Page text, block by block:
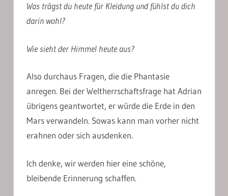
Was trägst du heute für Kleidung und fühlst du dich
darin wohl?
Wie sieht der Himmel heute aus?
Also durchaus Fragen, die die Phantasie
anregen. Bei der Weltherrschaftsfrage hat Adrian
übrigens geantwortet, er würde die Erde in den
Mars verwandeln. Sowas kann man vorher nicht
erahnen oder sich ausdenken.
Ich denke, wir werden hier eine schöne,
bleibende Erinnerung schaffen.